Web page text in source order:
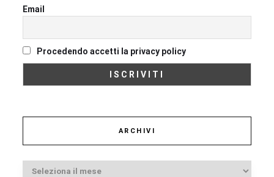
Email
Procedendo accetti la privacy policy
ARCHIVI
Archivi